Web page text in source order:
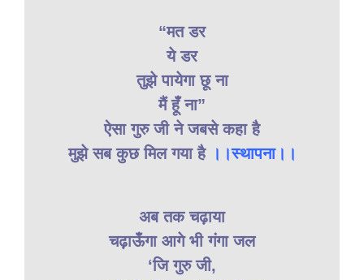
“मत डर
ये डर
तुझे पायेगा छू ना
मैं हूँ ना”
ऐसा गुरु जी ने जबसे कहा है
मुझे सब कुछ मिल गया है।।स्थापना।।
अब तक चढ़ाया
चढ़ाऊँगा आगे भी गंगा जल
‘जि गुरु जी,